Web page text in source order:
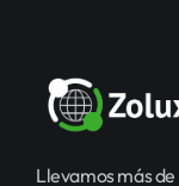
Llevamos más